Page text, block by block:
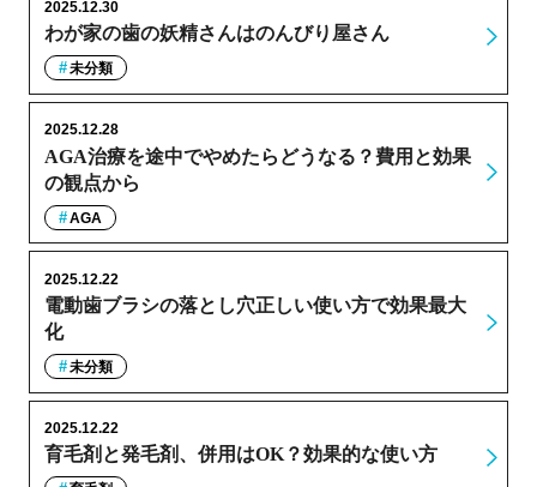
わが家の歯の妖精さんはのんびり屋さん
2025.12.30
未分類
AGA治療を途中でやめたらどうなる？費用と効果
の観点から
2025.12.28
AGA
電動歯ブラシの落とし穴正しい使い方で効果最大
化
2025.12.22
未分類
育毛剤と発毛剤、併用はOK？効果的な使い方
2025.12.22